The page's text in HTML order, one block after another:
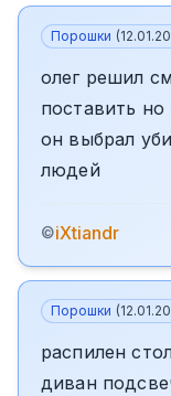
Порошки (
олег решил
поставить но
он выбрал
людей
©iXtiandr
Порошки (
распилен
диван